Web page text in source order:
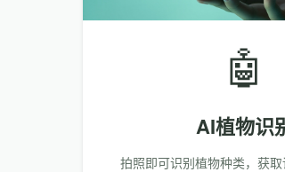
🤖
AI植物识
拍照即可识别植物种类，获